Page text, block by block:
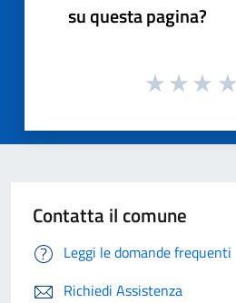
su questa pagina?
Contatta il comune
Leggi le domande frequenti
Richiedi Assistenza